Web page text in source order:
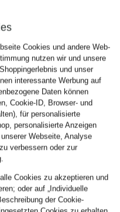
Cookies und andere Web-
nutzen wir und unsere
und unser
interessante Werbung auf
Daten können
Cookie-ID, Browser- und
für personalisierte
personalisierte Anzeigen
Webseite, Analyse
verbessern oder zur
Cookies zu akzeptieren und
oder auf „Individuelle
der Cookie-